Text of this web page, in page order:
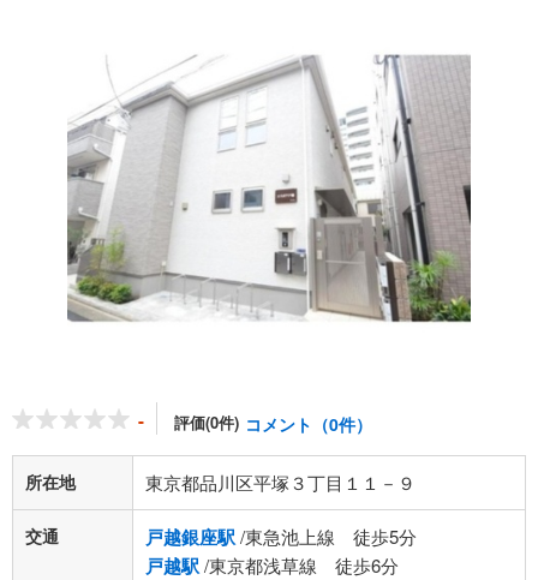
- 評価(0件) コメント（0件）
所在地 東京都品川区平塚３丁目１１－９
交通 戸越銀座駅/東急池上線 徒歩5分
戸越駅/東京都浅草線 徒歩6分